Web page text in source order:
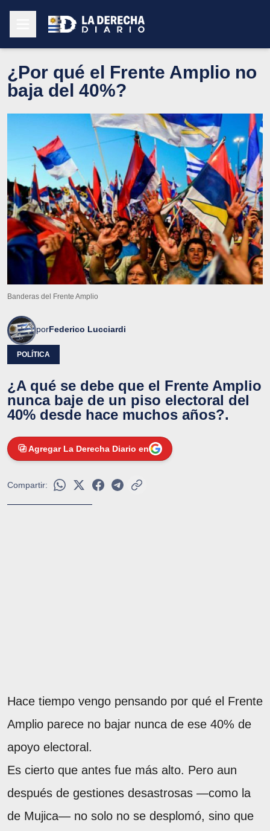
¿Por qué el Frente Amplio no
baja del 40%?
Banderas del Frente Amplio
porFederico Lucciardi
POLÍTICA
¿A qué se debe que el Frente Amplio
nunca baje de un piso electoral del
40% desde hace muchos años?.
Agregar La Derecha Diario en
Compartir:
Hace tiempo vengo pensando por qué el Frente
Amplio parece no bajar nunca de ese 40% de
apoyo electoral.
Es cierto que antes fue más alto. Pero aun
después de gestiones desastrosas —como la
de Mujica— no solo no se desplomó, sino que